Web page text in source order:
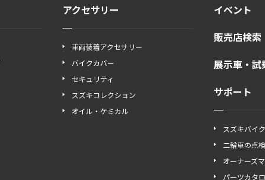
アクセサリー
車両装着アクセサリー
バイクカバー
セキュリティ
スズキコレクション
オイル・ケミカル
イベント
販売店検索
展示車・試
サポート
スズキバイ
二輪車の点
オーナーズ
パーツカタ